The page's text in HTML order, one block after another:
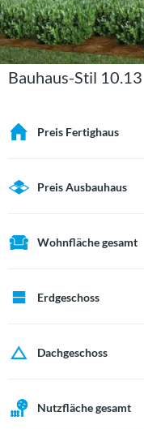
Bauhaus-Stil 10.13
Preis Fertighaus
Preis Ausbauhaus
Wohnfläche gesamt
Erdgeschoss
Dachgeschoss
Nutzfläche gesamt